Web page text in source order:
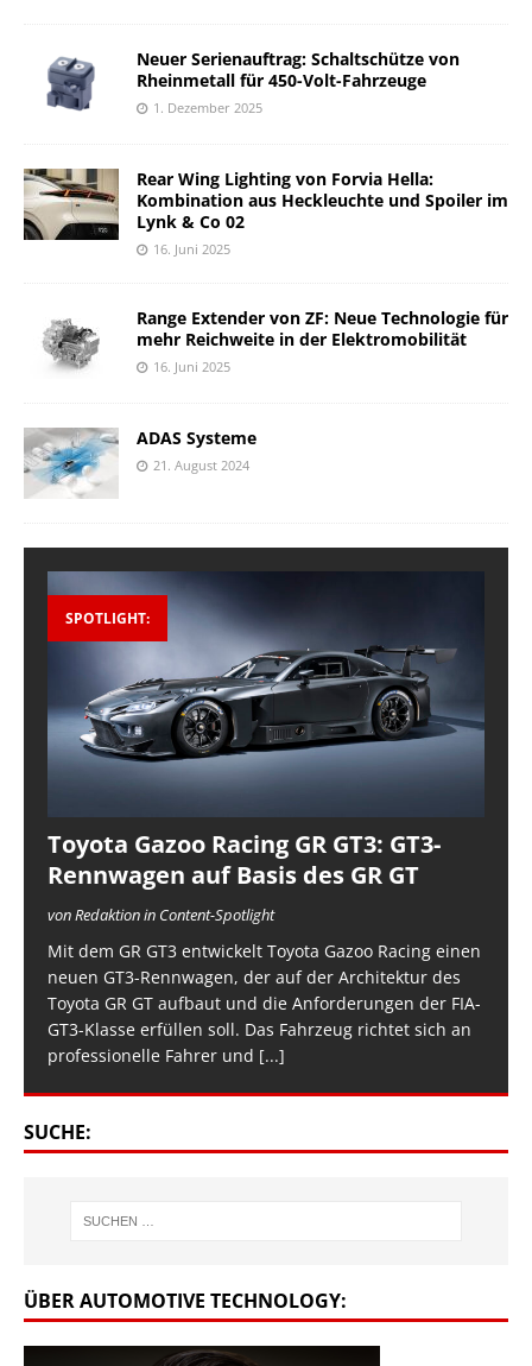
Neuer Serienauftrag: Schaltschütze von
Rheinmetall für 450-Volt-Fahrzeuge
1. Dezember 2025
Rear Wing Lighting von Forvia Hella:
Kombination aus Heckleuchte und Spoiler im
Lynk & Co 02
16. Juni 2025
Range Extender von ZF: Neue Technologie für
mehr Reichweite in der Elektromobilität
16. Juni 2025
ADAS Systeme
21. August 2024
SPOTLIGHT:
Toyota Gazoo Racing GR GT3: GT3-
Rennwagen auf Basis des GR GT
von Redaktion in Content-Spotlight
Mit dem GR GT3 entwickelt Toyota Gazoo Racing einen
neuen GT3-Rennwagen, der auf der Architektur des
Toyota GR GT aufbaut und die Anforderungen der FIA-
GT3-Klasse erfüllen soll. Das Fahrzeug richtet sich an
professionelle Fahrer und [...]
SUCHE:
ÜBER AUTOMOTIVE TECHNOLOGY: